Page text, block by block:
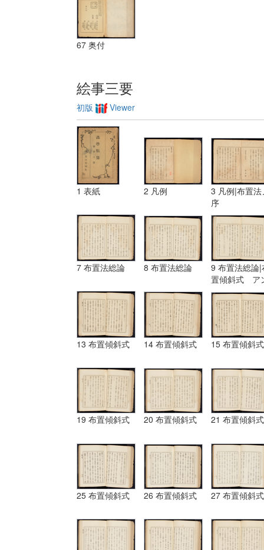
67 奥付
絵事三要
初版 Viewer
1 表紙 2 凡例
3 凡例|布置法
序
7 布置法総論 8 布置法総論
9 布置法総論|
置傾斜式 ア
ギュラール、
ムポシシヨン
13 布置傾斜式 14 布置傾斜式 15 布置傾斜式
19 布置傾斜式 20 布置傾斜式 21 布置傾斜式
25 布置傾斜式 26 布置傾斜式 27 布置傾斜式